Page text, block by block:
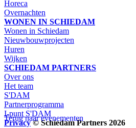
Terug naar evenementen
Horeca
Overnachten
WONEN IN SCHIEDAM
Wonen in Schiedam
Nieuwbouwprojecten
Huren
Wijken
SCHIEDAM PARTNERS
Over ons
Het team
S'DAM
Partnerprogramma
I-punt S'DAM
Privacy © Schiedam Partners 2026